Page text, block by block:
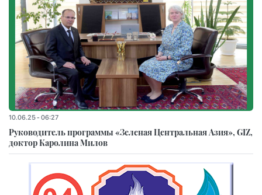
10.06.25 - 06:27
Руководитель программы «Зеленая Центральная Азия», GIZ,
доктор Каролина Милов